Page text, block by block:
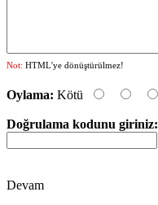
Not: HTML'ye dönüştürülmez!
Oylama: Kötü
Doğrulama kodunu giriniz:
Devam